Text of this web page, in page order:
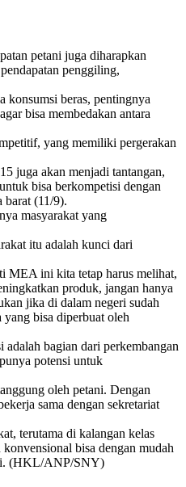
petani juga diharapkan
penggiling,
konsumsi beras, pentingnya
bisa membedakan antara
yang memiliki pergerakan
juga akan menjadi tantangan,
bisa berkompetisi dengan
(11/9).
masyarakat yang
itu adalah kunci dari
MEA ini kita tetap harus melihat,
produk, jangan hanya
jika di dalam negeri sudah
bisa diperbuat oleh
bagian dari perkembangan
potensi untuk
oleh petani. Dengan
sama dengan sekretariat
terutama di kalangan kelas
bisa dengan mudah
(HKL/ANP/SNY)